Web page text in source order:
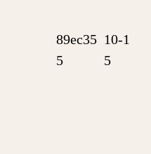
89ec35
5
10-1
5